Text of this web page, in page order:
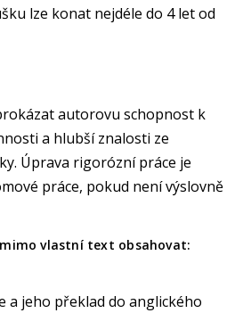
lze konat nejdéle do 4 let od
autorovu schopnost k
a hlubší znalosti ze
Úprava rigorózní práce je
práce, pokud není výslovně
vlastní text obsahovat:
a jeho překlad do anglického